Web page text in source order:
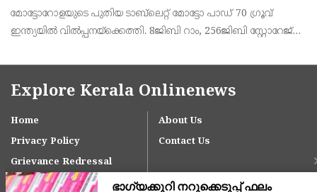
മോട്ടോറോളയുടെ പുതിയ ടാബ്‌ലെറ്റ് മോട്ടോ പാഡ് 70 ഗ്രൂവ്
ഇന്ത്യയിൽ വിൽപ്പനയ്‌ക്കെത്തി. 8ജിബി റാം, 256ജിബി സ്റ്റോറേജ്
ഉൾപ്പെടെ 32,999 രൂപയാണ് ഫലപ്രദമായ
Explore Kerala Onlinenews
Home
About Us
Privacy Policy
Contact Us
Grievance Redressal